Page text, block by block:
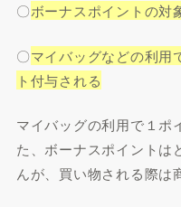
〇ボーナスポイントの対
〇マイバッグなどの利用
ト付与される
マイバッグの利用で１ポ
た、ボーナスポイントは
んが、買い物される際は